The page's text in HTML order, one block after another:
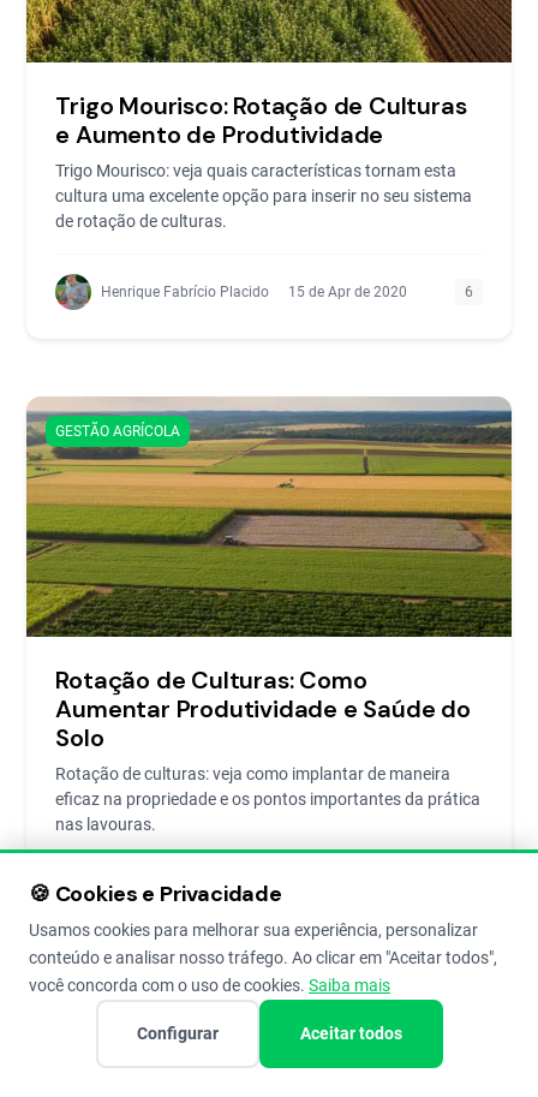
Trigo Mourisco: Rotação de Culturas
e Aumento de Produtividade
Trigo Mourisco: veja quais características tornam esta
cultura uma excelente opção para inserir no seu sistema
de rotação de culturas.
Henrique Fabrício Placido 15 de Apr de 2020 6
GESTÃO AGRÍCOLA
Rotação de Culturas: Como
Aumentar Produtividade e Saúde do
Solo
Rotação de culturas: veja como implantar de maneira
eficaz na propriedade e os pontos importantes da prática
nas lavouras.
Lucas Nogueira 7 de Apr de 2020
GESTÃO AGRÍCOLA
🍪 Cookies e Privacidade
Usamos cookies para melhorar sua experiência, personalizar
conteúdo e analisar nosso tráfego. Ao clicar em "Aceitar todos",
você concorda com o uso de cookies. Saiba mais
Configurar Aceitar todos